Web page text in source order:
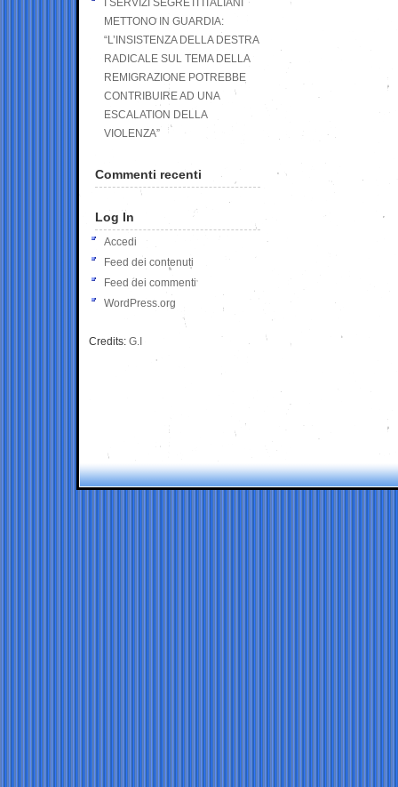
I SERVIZI SEGRETI ITALIANI
METTONO IN GUARDIA:
“L’INSISTENZA DELLA DESTRA
RADICALE SUL TEMA DELLA
REMIGRAZIONE POTREBBE
CONTRIBUIRE AD UNA
ESCALATION DELLA
VIOLENZA”
Commenti recenti
Log In
Accedi
Feed dei contenuti
Feed dei commenti
WordPress.org
Credits: G.I